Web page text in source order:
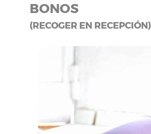
BONOS
(RECOGER EN RECEPCIÓN)